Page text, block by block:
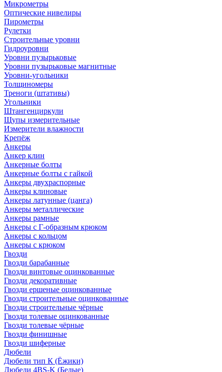
Микрометры
Оптические нивелиры
Пирометры
Рулетки
Строительные уровни
Гидроуровни
Уровни пузырьковые
Уровни пузырьковые магнитные
Уровни-угольники
Толщиномеры
Треноги (штативы)
Угольники
Штангенциркули
Щупы измерительные
Измерители влажности
Крепёж
Анкеры
Анкер клин
Анкерные болты
Анкерные болты с гайкой
Анкеры двухраспорные
Анкеры клиновые
Анкеры латунные (цанга)
Анкеры металлические
Анкеры рамные
Анкеры с Г-образным крюком
Анкеры с кольцом
Анкеры с крюком
Гвозди
Гвозди барабанные
Гвозди винтовые оцинкованные
Гвозди декоративные
Гвозди ершеные оцинкованные
Гвозди строительные оцинкованные
Гвозди строительные чёрные
Гвозди толевые оцинкованные
Гвозди толевые чёрные
Гвозди финишные
Гвозди шиферные
Дюбели
Дюбели тип К (Ёжики)
Дюбели 4BS-K (Белые)